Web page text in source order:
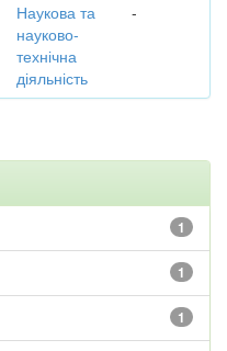
Наукова та
науково-
технічна
діяльність
-
1
1
1